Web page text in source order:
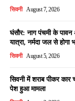
सिवनी August 7, 2026
घंसौर: नाग पंचमी के
यात्रा, नर्मदा जल से
सिवनी August 5, 2026
सिवनी में शराब पीकर
पेश हुआ मामला